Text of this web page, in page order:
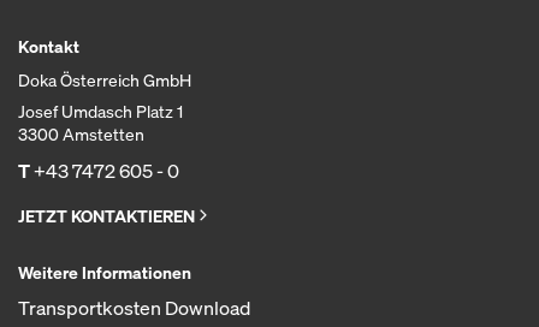
Kontakt
Doka Österreich GmbH
Josef Umdasch Platz 1
3300 Amstetten
T+43 7472 605 - 0
JETZT KONTAKTIEREN
Weitere Informationen
Transportkosten Download